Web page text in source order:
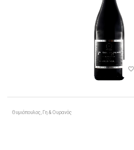
Θυμιόπουλος, Γη & Ουρανός